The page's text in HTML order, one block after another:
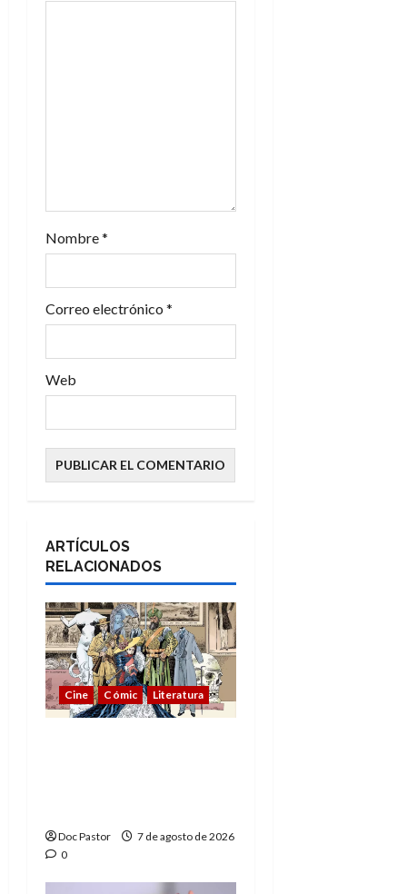
a
d
a
Nombre*
Correo electrónico *
Web
ARTÍCULOS
RELACIONADOS
Cine Cómic Literatura
Doc Pastor
7 de agosto de 2026
0